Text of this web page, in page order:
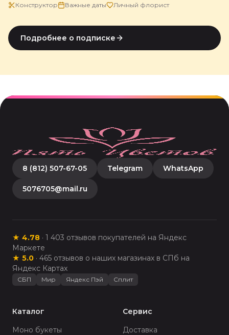
Конструктор Важные даты Личный флорист
Подробнее о подписке
8 (812) 507-67-05 Telegram WhatsApp
5076705@mail.ru
★ 4.78 · 1 403 отзывов покупателей на Яндекс
Маркете
★ 5.0 · 465 отзывов о наших магазинах в СПб на
Яндекс Картах
СБП Мир Яндекс Пэй Сплит
Каталог
Моно букеты
Сервис
Доставка